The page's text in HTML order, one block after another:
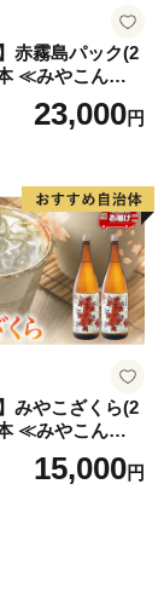
赤霧島パック(2
≪みやこんじょ
07-K03P-1800-3
23,000円
みやこざくら(2
≪みやこんじょ
0771
15,000円